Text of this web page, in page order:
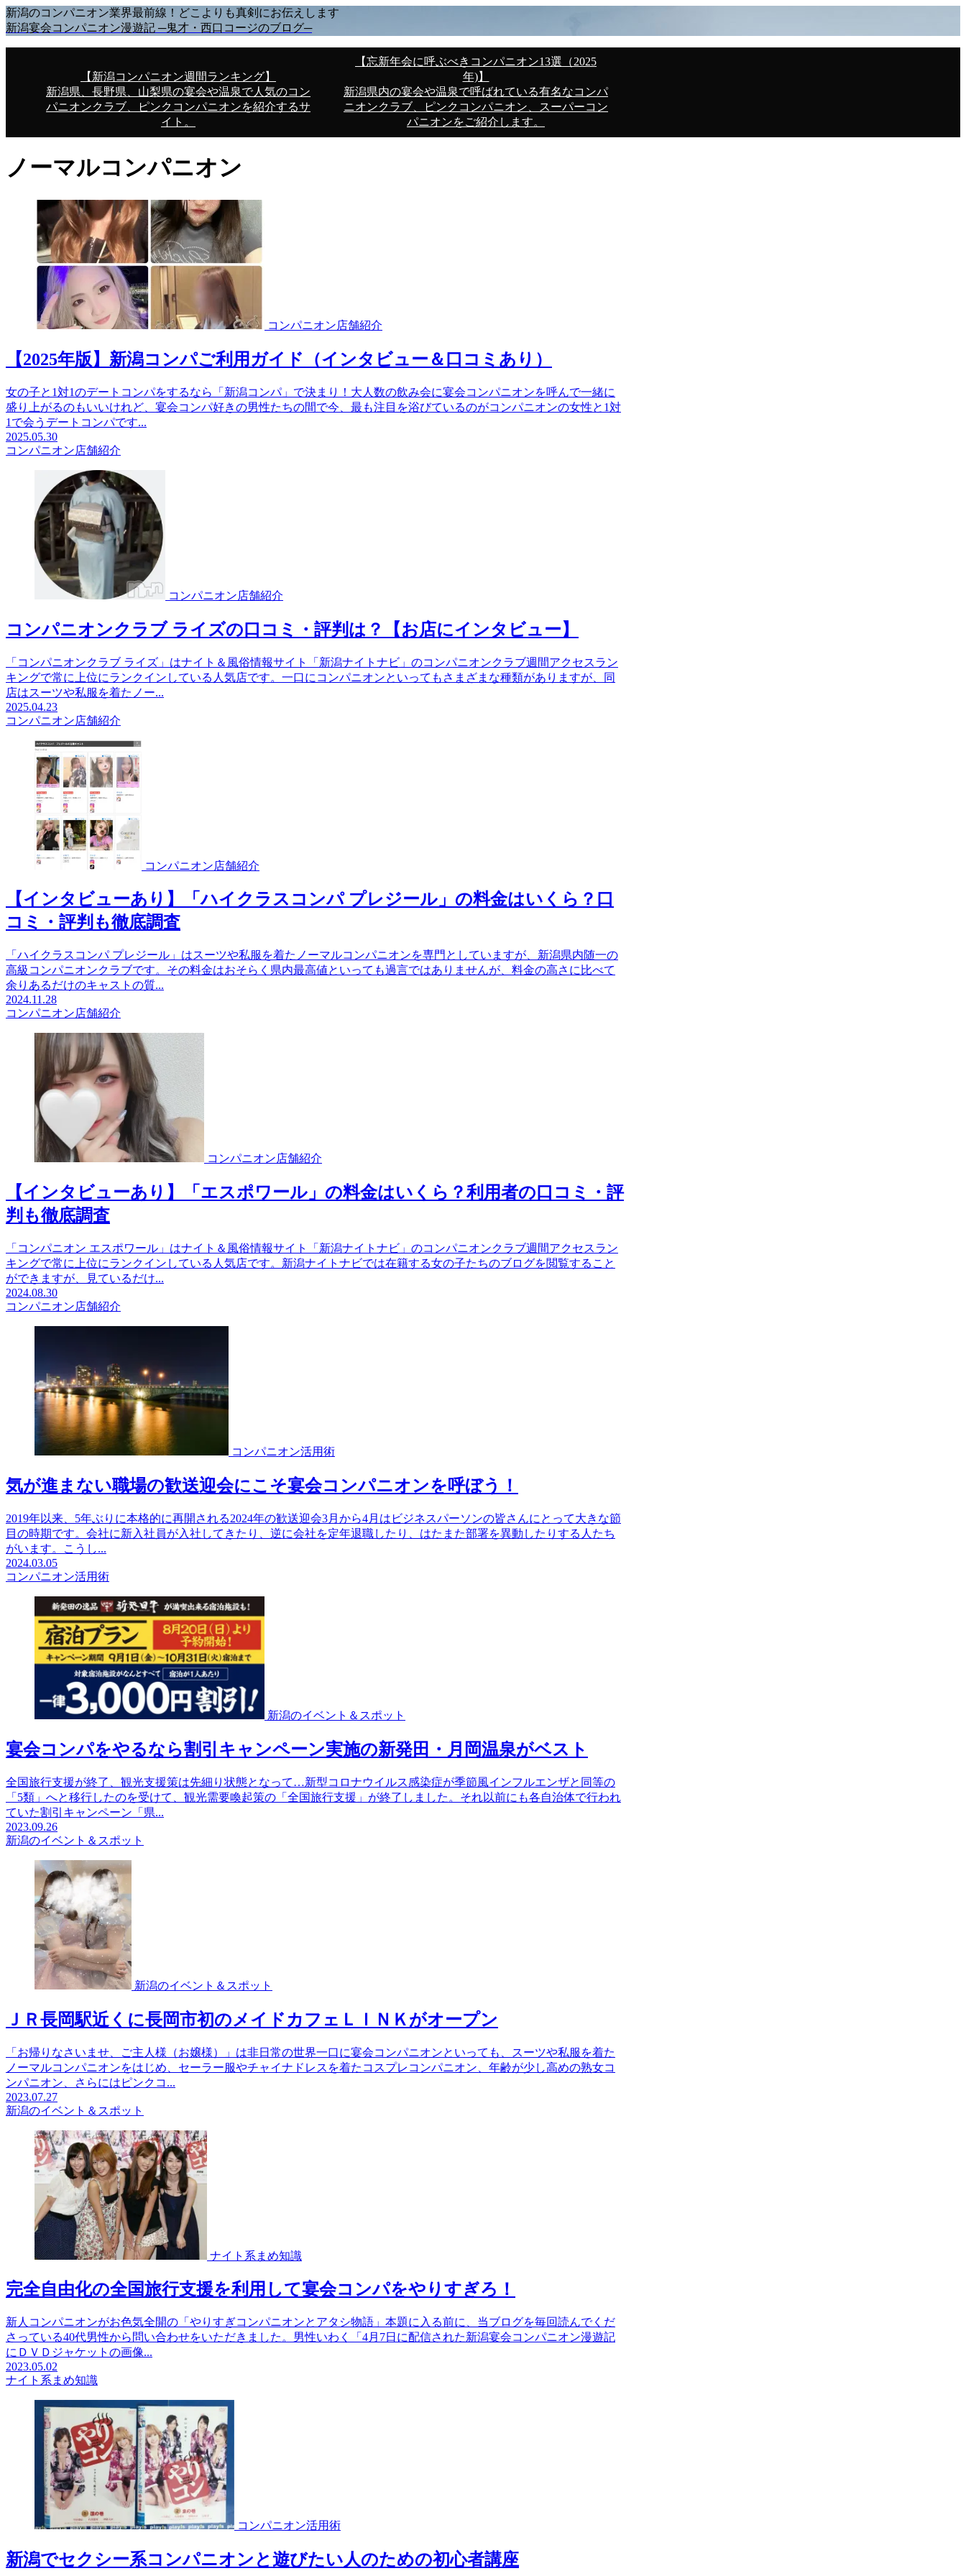
新潟のコンパニオン業界最前線！どこよりも真剣にお伝えします
新潟宴会コンパニオン漫遊記 ─鬼才・西口コージのブログ─
【新潟コンパニオン週間ランキング】
新潟県、長野県、山梨県の宴会や温泉で人気のコン
パニオンクラブ、ピンクコンパニオンを紹介するサ
イト。
【忘新年会に呼ぶべきコンパニオン13選（2025
年)】
新潟県内の宴会や温泉で呼ばれている有名なコンパ
ニオンクラブ、ピンクコンパニオン、スーパーコン
パニオンをご紹介します。
ノーマルコンパニオン
コンパニオン店舗紹介
【2025年版】新潟コンパご利用ガイド（インタビュー＆口コミあり）
女の子と1対1のデートコンパをするなら「新潟コンパ」で決まり！大人数の飲み会に宴会コンパニオンを呼んで一緒に
盛り上がるのもいいけれど、宴会コンパ好きの男性たちの間で今、最も注目を浴びているのがコンパニオンの女性と1対
1で会うデートコンパです...
2025.05.30
コンパニオン店舗紹介
コンパニオン店舗紹介
コンパニオンクラブ ライズの口コミ・評判は？【お店にインタビュー】
「コンパニオンクラブ ライズ」はナイト＆風俗情報サイト「新潟ナイトナビ」のコンパニオンクラブ週間アクセスラン
キングで常に上位にランクインしている人気店です。一口にコンパニオンといってもさまざまな種類がありますが、同
店はスーツや私服を着たノー...
2025.04.23
コンパニオン店舗紹介
コンパニオン店舗紹介
【インタビューあり】「ハイクラスコンパ プレジール」の料金はいくら？口
コミ・評判も徹底調査
「ハイクラスコンパ プレジール」はスーツや私服を着たノーマルコンパニオンを専門としていますが、新潟県内随一の
高級コンパニオンクラブです。その料金はおそらく県内最高値といっても過言ではありませんが、料金の高さに比べて
余りあるだけのキャストの質...
2024.11.28
コンパニオン店舗紹介
コンパニオン店舗紹介
【インタビューあり】「エスポワール」の料金はいくら？利用者の口コミ・評
判も徹底調査
「コンパニオン エスポワール」はナイト＆風俗情報サイト「新潟ナイトナビ」のコンパニオンクラブ週間アクセスラン
キングで常に上位にランクインしている人気店です。新潟ナイトナビでは在籍する女の子たちのブログを閲覧すること
ができますが、見ているだけ...
2024.08.30
コンパニオン店舗紹介
コンパニオン活用術
気が進まない職場の歓送迎会にこそ宴会コンパニオンを呼ぼう！
2019年以来、5年ぶりに本格的に再開される2024年の歓送迎会3月から4月はビジネスパーソンの皆さんにとって大きな節
目の時期です。会社に新入社員が入社してきたり、逆に会社を定年退職したり、はたまた部署を異動したりする人たち
がいます。こうし...
2024.03.05
コンパニオン活用術
新潟のイベント＆スポット
宴会コンパをやるなら割引キャンペーン実施の新発田・月岡温泉がベスト
全国旅行支援が終了、観光支援策は先細り状態となって…新型コロナウイルス感染症が季節風インフルエンザと同等の
「5類」へと移行したのを受けて、観光需要喚起策の「全国旅行支援」が終了しました。それ以前にも各自治体で行われ
ていた割引キャンペーン「県...
2023.09.26
新潟のイベント＆スポット
新潟のイベント＆スポット
ＪＲ長岡駅近くに長岡市初のメイドカフェＬＩＮＫがオープン
「お帰りなさいませ、ご主人様（お嬢様）」は非日常の世界一口に宴会コンパニオンといっても、スーツや私服を着た
ノーマルコンパニオンをはじめ、セーラー服やチャイナドレスを着たコスプレコンパニオン、年齢が少し高めの熟女コ
ンパニオン、さらにはピンクコ...
2023.07.27
新潟のイベント＆スポット
ナイト系まめ知識
完全自由化の全国旅行支援を利用して宴会コンパをやりすぎろ！
新人コンパニオンがお色気全開の「やりすぎコンパニオンとアタシ物語」本題に入る前に、当ブログを毎回読んでくだ
さっている40代男性から問い合わせをいただきました。男性いわく「4月7日に配信された新潟宴会コンパニオン漫遊記
にＤＶＤジャケットの画像...
2023.05.02
ナイト系まめ知識
コンパニオン活用術
新潟でセクシー系コンパニオンと遊びたい人のための初心者講座